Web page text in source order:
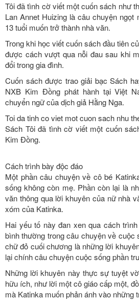
Tôi đã tình cờ viết một cuốn sách như
Lan Annet Huizing là câu chuyện
13 tuổi muốn trở thành nhà văn.
Trong khi học viết cuốn sách đầu tiên
được cách vượt qua nỗi đau sau khi
đổi trong gia đình.
Cuốn sách được trao giải bạc Sách
NXB Kim Đồng phát hành tại Việt
chuyển ngữ của dịch giả Hằng Nga.
Toi da tinh co viet mot cuon sach nhu
Sách Tôi đã tình cờ viết một cuốn
Kim Đồng.
Cách trình bày độc đáo
Một phần câu chuyện về cô bé
sống không còn mẹ. Phần còn lại là
văn thông qua lời khuyên của nữ nhà
xóm của Katinka.
Hai yếu tố này đan xen qua cách
bình thường trong câu chuyện về cuộc
chữ đỏ cuối chương là những lời
lại chính câu chuyện cuộc sống phần
Những lời khuyên này thực sự tuyệt
hữu ích, như lời một cô giáo cấp một,
mà Katinka muốn phản ánh vào những